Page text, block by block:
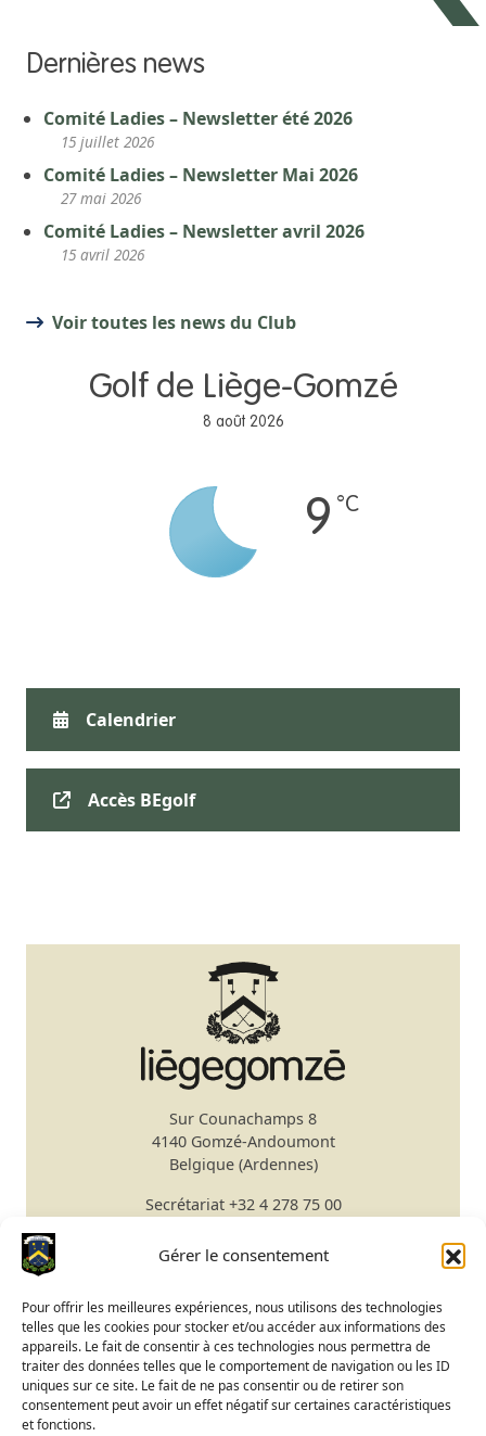
Gérer le consentement
Pour offrir les meilleures expériences, nous utilisons des technologies
telles que les cookies pour stocker et/ou accéder aux informations des
appareils. Le fait de consentir à ces technologies nous permettra de
traiter des données telles que le comportement de navigation ou les ID
uniques sur ce site. Le fait de ne pas consentir ou de retirer son
consentement peut avoir un effet négatif sur certaines caractéristiques
et fonctions.
Dernières news
Comité Ladies – Newsletter été 2026
15 juillet 2026
Comité Ladies – Newsletter Mai 2026
27 mai 2026
Comité Ladies – Newsletter avril 2026
15 avril 2026
Voir toutes les news du Club
Golf de Liège-Gomzé
8 août 2026
9 °C
Calendrier
Accès BEgolf
Sur Counachamps 8
4140 Gomzé-Andoumont
Belgique (Ardennes)
Secrétariat+32 4 278 75 00
Bar/Restaurant+32 4 278 75 03
Réserver un green fee
Apprendre le golf
Calendrier du Club
Ouverture du terrain